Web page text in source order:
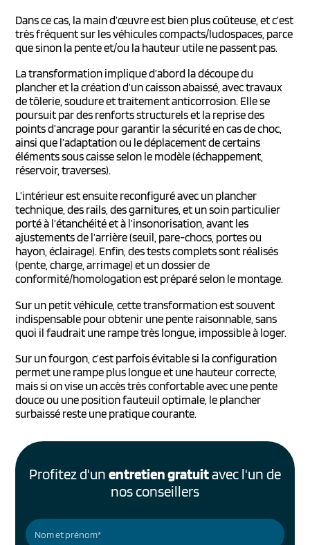
Dans ce cas, la main d’œuvre est bien plus coûteuse, et c’est
très fréquent sur les véhicules compacts/ludospaces, parce
que sinon la pente et/ou la hauteur utile ne passent pas.
La transformation implique d’abord la découpe du
plancher et la création d’un caisson abaissé, avec travaux
de tôlerie, soudure et traitement anticorrosion. Elle se
poursuit par des renforts structurels et la reprise des
points d’ancrage pour garantir la sécurité en cas de choc,
ainsi que l’adaptation ou le déplacement de certains
éléments sous caisse selon le modèle (échappement,
réservoir, traverses).
L’intérieur est ensuite reconfiguré avec un plancher
technique, des rails, des garnitures, et un soin particulier
porté à l’étanchéité et à l’insonorisation, avant les
ajustements de l’arrière (seuil, pare-chocs, portes ou
hayon, éclairage). Enfin, des tests complets sont réalisés
(pente, charge, arrimage) et un dossier de
conformité/homologation est préparé selon le montage.
Sur un petit véhicule, cette transformation est souvent
indispensable pour obtenir une pente raisonnable, sans
quoi il faudrait une rampe très longue, impossible à loger.
Sur un fourgon, c’est parfois évitable si la configuration
permet une rampe plus longue et une hauteur correcte,
mais si on vise un accès très confortable avec une pente
douce ou une position fauteuil optimale, le plancher
surbaissé reste une pratique courante.
Profitez d'un entretien gratuitavec l'un de
nos conseillers